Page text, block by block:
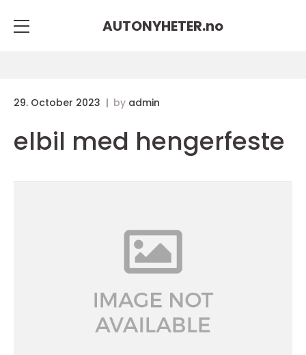
AUTONYHETER.no
29. October 2023 by admin
elbil med hengerfeste